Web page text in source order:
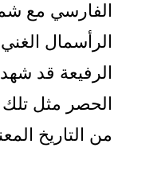
الفارسي مع
الرأسمال
الرفيعة قد
الحصر مثل
من التاريخ